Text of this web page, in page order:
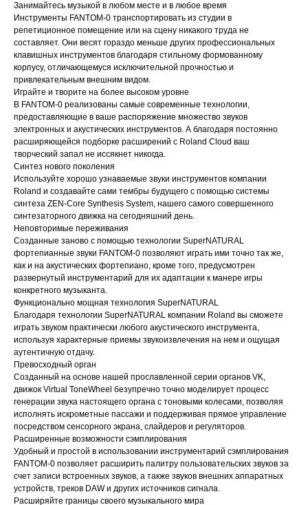
Занимайтесь музыкой в любом месте и в любое время
Инструменты FANTOM-0 транспортировать из студии в
репетиционное помещение или на сцену никакого труда не
составляет. Они весят гораздо меньше других профессиональных
клавишных инструментов благодаря стильному формованному
корпусу, отличающемуся исключительной прочностью и
привлекательным внешним видом.
Играйте и творите на более высоком уровне
В FANTOM-0 реализованы самые современные технологии,
предоставляющие в ваше распоряжение множество звуков
электронных и акустических инструментов. А благодаря постоянно
расширяющейся подборке расширений с Roland Cloud ваш
творческий запал не иссякнет никогда.
Синтез нового поколения
Используйте хорошо узнаваемые звуки инструментов компании
Roland и создавайте сами тембры будущего с помощью системы
синтеза ZEN-Core Synthesis System, нашего самого совершенного
синтезаторного движка на сегодняшний день.
Неповторимые переживания
Созданные заново с помощью технологии SuperNATURAL
фортепианные звуки FANTOM-0 позволяют играть ими точно так же,
как и на акустических фортепиано, кроме того, предусмотрен
развернутый инструментарий для их адаптации к манере игры
конкретного музыканта.
Функционально мощная технология SuperNATURAL
Благодаря технологии SuperNATURAL компании Roland вы сможете
играть звуком практически любого акустического инструмента,
используя характерные приемы звукоизвлечения на нем и ощущая
аутентичную отдачу.
Превосходный орган
Созданный на основе нашей прославленной серии органов VK,
движок Virtual ToneWheel безупречно точно моделирует процесс
генерации звука настоящего органа с тоновыми колесами, позволяя
исполнять искрометные пассажи и поддерживая прямое управление
посредством сенсорного экрана, слайдеров и регуляторов.
Расширенные возможности сэмплирования
Удобный и простой в использовании инструментарий сэмплирования
FANTOM-0 позволяет расширить палитру пользовательских звуков за
счет записи встроенных звуков, а также звуков внешних аппаратных
устройств, треков DAW и других источников сигнала.
Расширяйте границы своего музыкального мира